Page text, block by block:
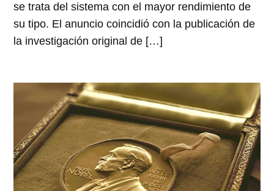
se trata del sistema con el mayor rendimiento de
su tipo. El anuncio coincidió con la publicación de
la investigación original de […]